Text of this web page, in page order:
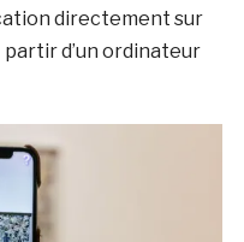
directement sur
d’un ordinateur